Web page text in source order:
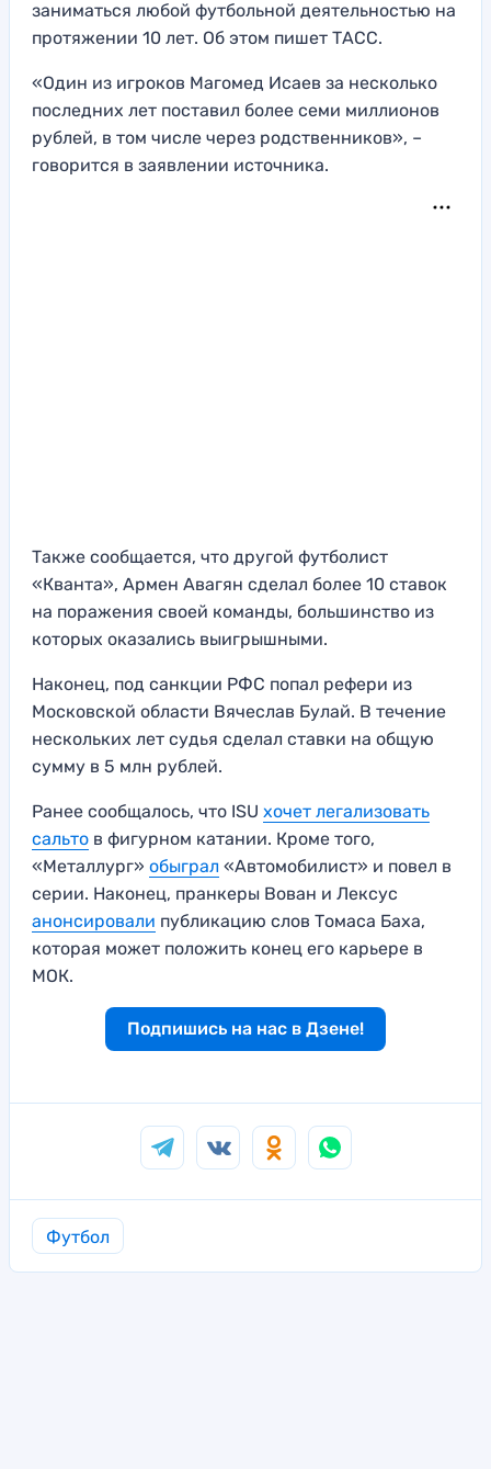
заниматься любой футбольной деятельностью на
протяжении 10 лет. Об этом пишет ТАСС.
«Один из игроков Магомед Исаев за несколько
последних лет поставил более семи миллионов
рублей, в том числе через родственников», –
говорится в заявлении источника.
Также сообщается, что другой футболист
«Кванта», Армен Авагян сделал более 10 ставок
на поражения своей команды, большинство из
которых оказались выигрышными.
Наконец, под санкции РФС попал рефери из
Московской области Вячеслав Булай. В течение
нескольких лет судья сделал ставки на общую
сумму в 5 млн рублей.
Ранее сообщалось, что ISU хочет легализовать
сальто в фигурном катании. Кроме того,
«Металлург» обыграл «Автомобилист» и повел в
серии. Наконец, пранкеры Вован и Лексус
анонсировали публикацию слов Томаса Баха,
которая может положить конец его карьере в
МОК.
Подпишись на нас в Дзене!
Футбол